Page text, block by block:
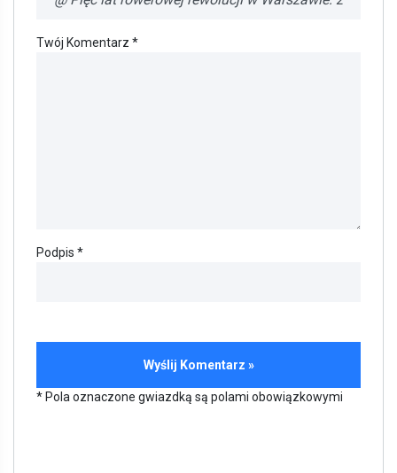
Twój Komentarz *
Podpis *
* Pola oznaczone gwiazdką są polami obowiązkowymi